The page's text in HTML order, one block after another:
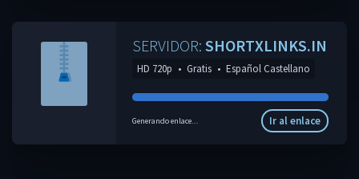
SERVIDOR: SHORTXLINKS.IN
HD 720p • Gratis • Español Castellano
Generando enlace... Ir al enlace